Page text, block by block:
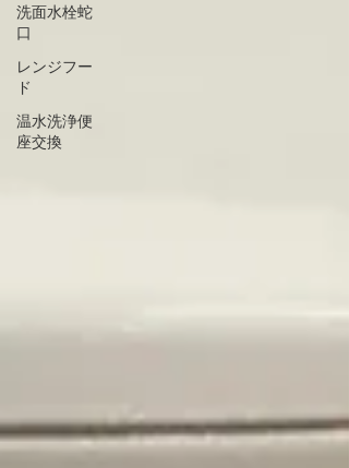
洗面水栓蛇
口
レンジフー
ド
温水洗浄便
座交換